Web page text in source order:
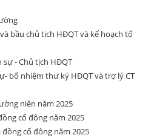
bầu chủ tịch HĐQT và kế hoạch tổ
- Chủ tịch HĐQT
bổ nhiệm thư ký HĐQT và trợ lý CT
niên năm 2025
cổ đông năm 2025
cổ đông năm 2025